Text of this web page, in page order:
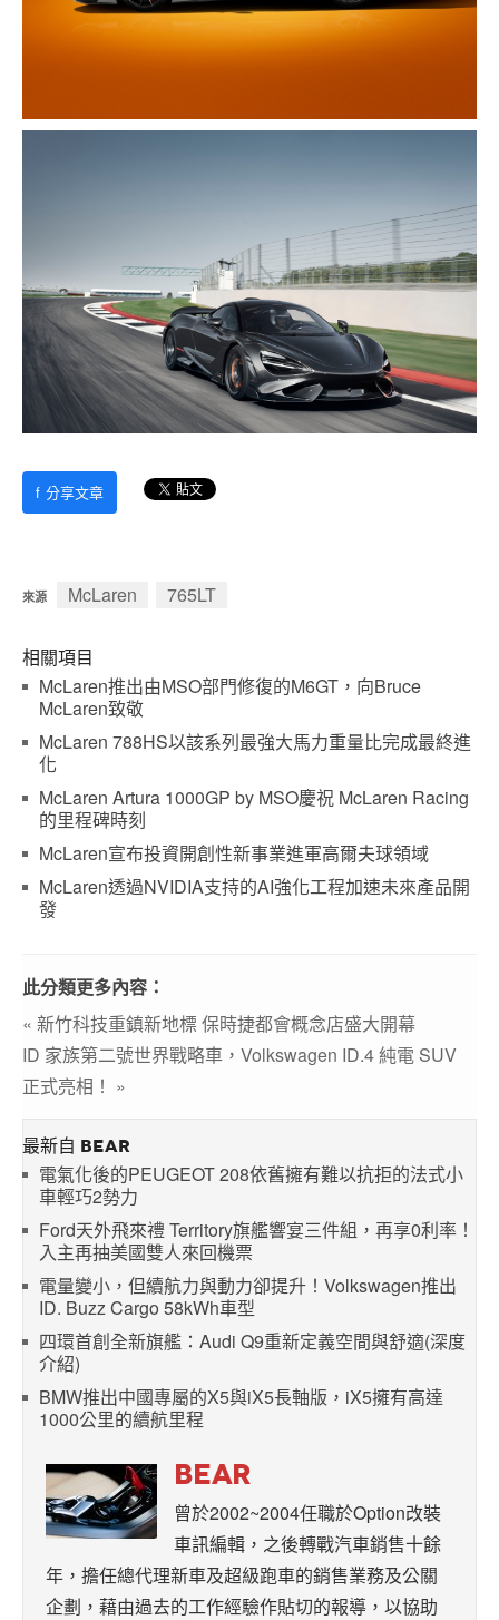
f 分享文章
來源 McLaren 765LT
相關項目
McLaren推出由MSO部門修復的M6GT，向Bruce
McLaren致敬
McLaren 788HS以該系列最強大馬力重量比完成最終進
化
McLaren Artura 1000GP by MSO慶祝 McLaren Racing
的里程碑時刻
McLaren宣布投資開創性新事業進軍高爾夫球領域
McLaren透過NVIDIA支持的AI強化工程加速未來產品開
發
此分類更多內容：
« 新竹科技重鎮新地標 保時捷都會概念店盛大開幕
ID 家族第二號世界戰略車，Volkswagen ID.4 純電 SUV
正式亮相！ »
最新自 BEAR
電氣化後的PEUGEOT 208依舊擁有難以抗拒的法式小
車輕巧2勢力
Ford天外飛來禮 Territory旗艦響宴三件組，再享0利率！
入主再抽美國雙人來回機票
電量變小，但續航力與動力卻提升！Volkswagen推出
ID. Buzz Cargo 58kWh車型
四環首創全新旗艦：Audi Q9重新定義空間與舒適(深度
介紹)
BMW推出中國專屬的X5與iX5長軸版，iX5擁有高達
1000公里的續航里程
BEAR
曾於2002~2004任職於Option改裝
車訊編輯，之後轉戰汽車銷售十餘
年，擔任總代理新車及超級跑車的銷售業務及公關
企劃，藉由過去的工作經驗作貼切的報導，以協助